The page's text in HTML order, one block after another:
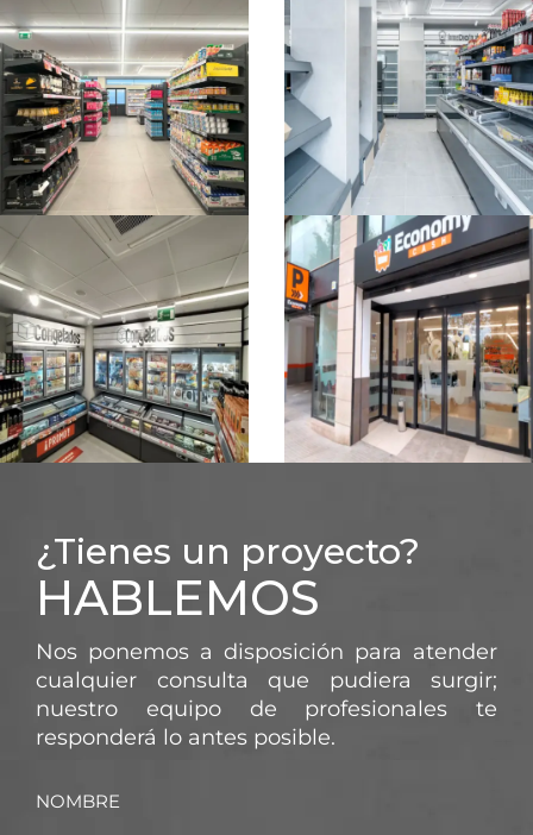
SUPERMERCADO
SUPERMERCADO
DIA – AVENIDA DEL
BRILLANTE
CÓRDOBA
SUPERMERCADO
SUPERMERCADO
DIA – COLLADO
VILLALBA
SUPERMERCADO
DIA – MADRID
ECONOMY CASH –
¿Tienes un proyecto?
HABLEMOS
Nos ponemos a disposición para atender
cualquier consulta que pudiera surgir;
nuestro equipo de profesionales te
responderá lo antes posible.
NOMBRE